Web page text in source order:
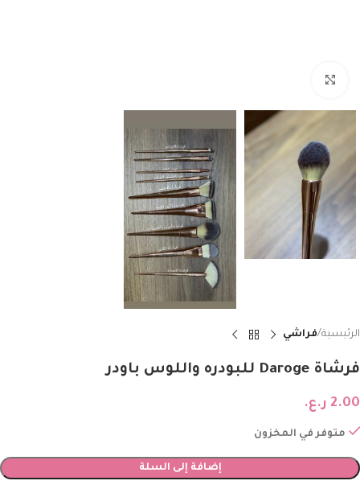
الرئيسية فراشي
فرشاة Daroge للبودره واللوس باودر
2.00 ر.ع.
متوفر في المخزون
إضافة إلى السلة